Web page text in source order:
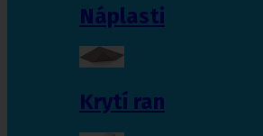
Náplasti
Krytí ran